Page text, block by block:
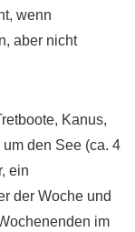
wenn
aber nicht
Kanus,
den See (ca. 4
ein
der Woche und
im